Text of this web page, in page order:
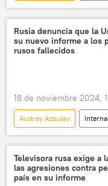
Serguéi Lavrov
Unesco
Rusia denuncia que la
su nuevo informe a los
rusos fallecidos
18 de noviembre 2024,
Audrey Azoulay
Unión de Periodistas de
Unión de Periodistas de
Rusia
Unesco
Televisora rusa exige a
las agresiones contra
país en su informe